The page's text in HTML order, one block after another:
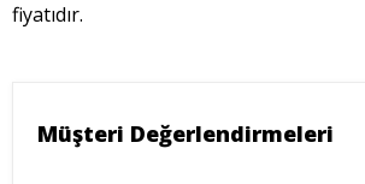
fiyatıdır.
Müşteri Değerlendirmeleri